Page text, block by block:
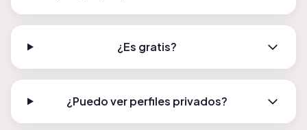
¿Es gratis?
¿Puedo ver perfiles privados?